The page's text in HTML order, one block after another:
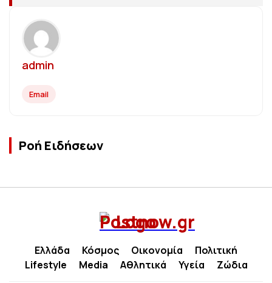
admin
Email
Ροή Ειδήσεων
Ελλάδα Κόσμος Οικονομία
Πολιτική
Lifestyle
Media Αθλητικά Υγεία Ζώδια